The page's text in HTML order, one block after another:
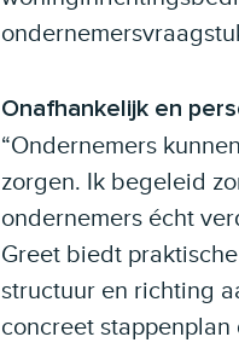
Onafhankelijk en
“Ondernemers
zorgen. Ik begeleid
ondernemers écht
Greet biedt
structuur en richting
concreet stappenplan